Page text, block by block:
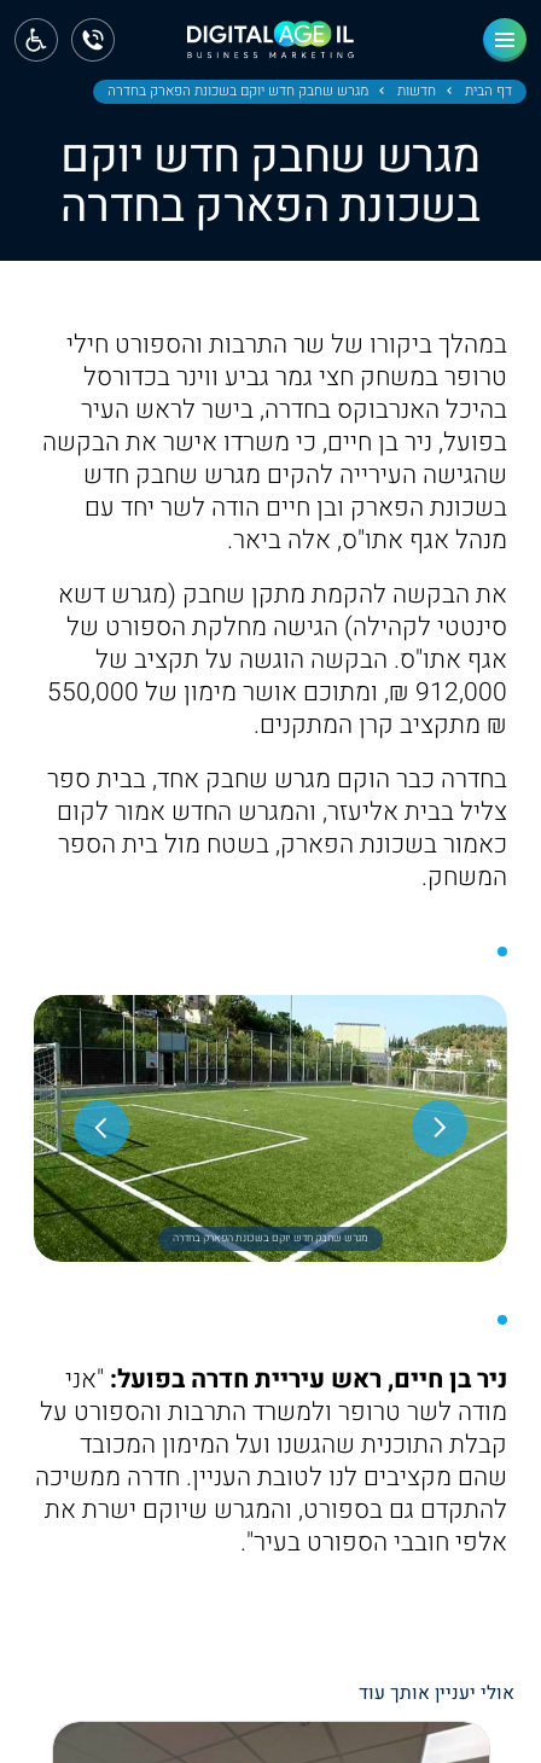
דף הבית חדשות מגרש שחבק חדש יוקם בשכונת הפארק בחדרה
מגרש שחבק חדש יוקם
בשכונת הפארק בחדרה
במהלך ביקורו של שר התרבות והספורט חילי
טרופר במשחק חצי גמר גביע ווינר בכדורסל
בהיכל האנרבוקס בחדרה, בישר לראש העיר
בפועל, ניר בן חיים, כי משרדו אישר את הבקשה
שהגישה העירייה להקים מגרש שחבק חדש
בשכונת הפארק ובן חיים הודה לשר יחד עם
מנהל אגף אתו"ס, אלה ביאר.
את הבקשה להקמת מתקן שחבק (מגרש דשא
סינטטי לקהילה) הגישה מחלקת הספורט של
אגף אתו"ס. הבקשה הוגשה על תקציב של
912,000 ₪, ומתוכם אושר מימון של 550,000
₪ מתקציב קרן המתקנים.
בחדרה כבר הוקם מגרש שחבק אחד, בבית ספר
צליל בבית אליעזר, והמגרש החדש אמור לקום
כאמור בשכונת הפארק, בשטח מול בית הספר
המשחק.
מגרש שחבק חדש יוקם בשכונת הפארק בחדרה
ניר בן חיים, ראש עיריית חדרה בפועל: "אני
מודה לשר טרופר ולמשרד התרבות והספורט על
קבלת התוכנית שהגשנו ועל המימון המכובד
שהם מקציבים לנו לטובת העניין. חדרה ממשיכה
להתקדם גם בספורט, והמגרש שיוקם ישרת את
אלפי חובבי הספורט בעיר".
אולי יעניין אותך עוד
ראשי
חדשות
מחוז צפון
מחוז חיפה
מחוז מרכז
ירושלים
תל אביב